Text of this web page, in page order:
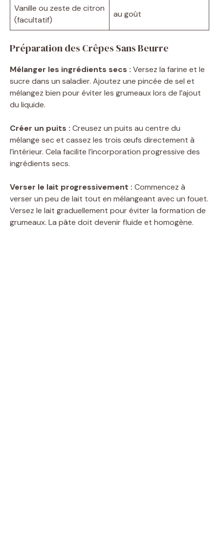
Vanille ou zeste de citron
(facultatif)
au goût
Préparation des Crêpes Sans Beurre
Mélanger les ingrédients secs : Versez la farine et le
sucre dans un saladier. Ajoutez une pincée de sel et
mélangez bien pour éviter les grumeaux lors de l’ajout
du liquide.
Créer un puits : Creusez un puits au centre du
mélange sec et cassez les trois œufs directement à
l’intérieur. Cela facilite l’incorporation progressive des
ingrédients secs.
Verser le lait progressivement : Commencez à
verser un peu de lait tout en mélangeant avec un fouet.
Versez le lait graduellement pour éviter la formation de
grumeaux. La pâte doit devenir fluide et homogène.